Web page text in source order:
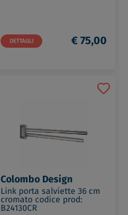
DETTAGLI € 75,00
Colombo Design
Link porta salviette 36 cm
cromato codice prod:
B24130CR